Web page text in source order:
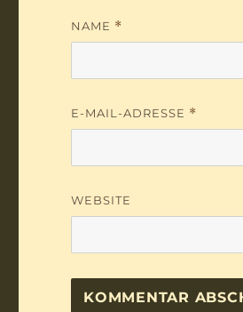
NAME *
E-MAIL-ADRESSE *
WEBSITE